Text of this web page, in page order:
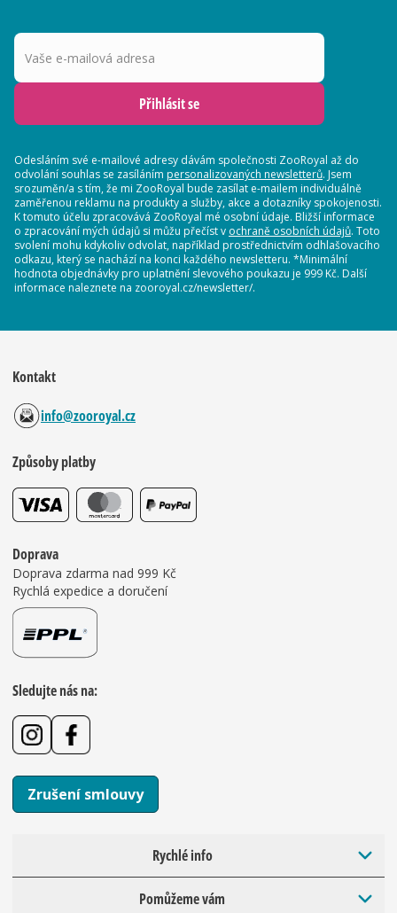
Vaše e-mailová adresa
Přihlásit se
Odesláním své e-mailové adresy dávám společnosti ZooRoyal až do
odvolání souhlas se zasíláním personalizovaných newsletterů. Jsem
srozuměn/a s tím, že mi ZooRoyal bude zasílat e-mailem individuálně
zaměřenou reklamu na produkty a služby, akce a dotazníky spokojenosti.
K tomuto účelu zpracovává ZooRoyal mé osobní údaje. Bližší informace
o zpracování mých údajů si můžu přečíst v ochraně osobních údajů. Toto
svolení mohu kdykoliv odvolat, například prostřednictvím odhlašovacího
odkazu, který se nachází na konci každého newsletteru. *Minimální
hodnota objednávky pro uplatnění slevového poukazu je 999 Kč. Další
informace naleznete na zooroyal.cz/newsletter/.
Kontakt
info@zooroyal.cz
Způsoby platby
Doprava
Doprava zdarma nad 999 Kč
Rychlá expedice a doručení
Sledujte nás na:
Zrušení smlouvy
Rychlé info
Pomůžeme vám